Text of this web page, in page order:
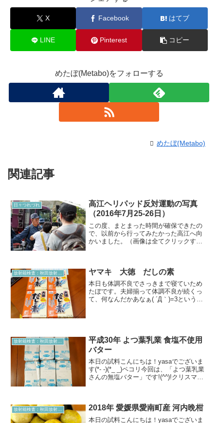
X Facebook はてブ
LINE Pinterest コピー
めたぼ(Metabo)をフォローする
めたぼ(Metabo)
関連記事
日々つれづれ
高江ヘリパッド反対運動の写真
（2016年7月25-26日）
この度、まとまった時間が確保できたの
で、以前から行ってみたかった高江へ向
かいました。（画像は全てクリックする
メモゲートなど...
放射能検査：秋田放射能測定室より ヤマキ 大徳 だしの素
本日も体調不良でさっきまで寝ていため
たぼです。夫婦揃って体調不良が続くっ
て、何なんだかあなぁ( ´Д｀)=3というこ
平成30年 よつ葉乳業 食塩不使用
バター
本日の試料こんにちは！yasaでございま
す(*- -)(*_ _)ペコリ今回は、「よつ葉乳業
さんの無塩バター」です!(^^)!クリスマス
2018年 愛媛県愛南町産 河内晩柑
本日の試料こんにちは！yasaでございま